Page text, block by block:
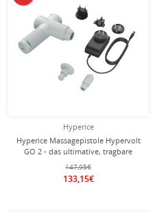
Hyperice
Hyperice Massagepistole Hypervolt
GO 2 - das ultimative, tragbare
Perkussionsmassagegerät - (2
Aufsätze) weiss
147,95€
133,15€